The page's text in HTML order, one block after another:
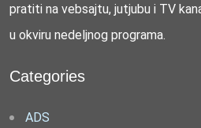
pratiti na vebsajtu, jutjubu i TV
u okviru nedeljnog programa.
Categories
ADS